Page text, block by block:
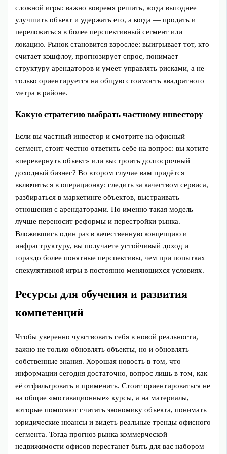
сложной игры: важно вовремя решить, когда выгоднее
улучшить объект и удержать его, а когда — продать и
переложиться в более перспективный сегмент или
локацию. Рынок становится взрослее: выигрывает тот, кто
считает кэшфлоу, прогнозирует спрос, понимает
структуру арендаторов и умеет управлять рисками, а не
только ориентируется на общую стоимость квадратного
метра в районе.
Какую стратегию выбрать частному инвестору
Если вы частный инвестор и смотрите на офисный
сегмент, стоит честно ответить себе на вопрос: вы хотите
«перевернуть объект» или выстроить долгосрочный
доходный бизнес? Во втором случае вам придётся
включиться в операционку: следить за качеством сервиса,
разбираться в маркетинге объектов, выстраивать
отношения с арендаторами. Но именно такая модель
лучше переносит реформы и перестройки рынка.
Вложившись один раз в качественную концепцию и
инфраструктуру, вы получаете устойчивый доход и
гораздо более понятные перспективы, чем при попытках
спекулятивной игры в постоянно меняющихся условиях.
Ресурсы для обучения и развития
компетенций
Чтобы уверенно чувствовать себя в новой реальности,
важно не только обновлять объекты, но и обновлять
собственные знания. Хорошая новость в том, что
информации сегодня достаточно, вопрос лишь в том, как
её отфильтровать и применить. Стоит ориентироваться не
на общие «мотивационные» курсы, а на материалы,
которые помогают считать экономику объекта, понимать
юридические нюансы и видеть реальные тренды офисного
сегмента. Тогда прогноз рынка коммерческой
недвижимости офисов перестанет быть для вас набором